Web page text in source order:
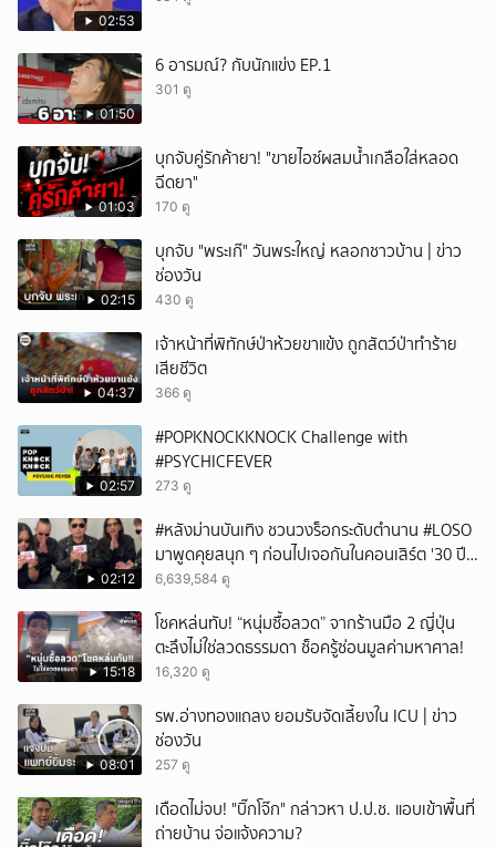
02:53
01:50
6 อารมณ์? กับนักแข่ง EP.1
301 ดู
01:03
บุกจับคู่รักค้ายา! "ขายไอซ์ผสมน้ำเกลือใส่หลอด
ฉีดยา"
170 ดู
02:15
บุกจับ "พระเก๊" วันพระใหญ่ หลอกชาวบ้าน | ข่าว
ช่องวัน
430 ดู
04:37
เจ้าหน้าที่พิทักษ์ป่าห้วยขาแข้ง ถูกสัตว์ป่าทำร้าย
เสียชีวิต
366 ดู
02:57
#POPKNOCKKNOCK Challenge with
#PSYCHICFEVER
273 ดู
02:12
#หลังม่านบันเทิง ชวนวงร็อกระดับตำนาน #LOSO
มาพูดคุยสนุก ๆ ก่อนไปเจอกันในคอนเสิร์ต '30 ปี
LOSO นานเท่าไรก็รอ'
6,639,584 ดู
15:18
โชคหล่นทับ! “หนุ่มซื้อลวด” จากร้านมือ 2 ญี่ปุ่น
ตะลึงไม่ใช่ลวดธรรมดา ช็อครู้ซ่อนมูลค่ามหาศาล!
16,320 ดู
08:01
รพ.อ่างทองแถลง ยอมรับจัดเลี้ยงใน ICU | ข่าว
ช่องวัน
257 ดู
เดือดไม่จบ! "บิ๊กโจ๊ก" กล่าวหา ป.ป.ช. แอบเข้าพื้นที่
ถ่ายบ้าน จ่อแจ้งความ?